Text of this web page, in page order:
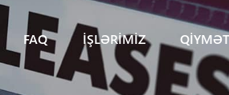
FAQ İŞLƏRIMIZ